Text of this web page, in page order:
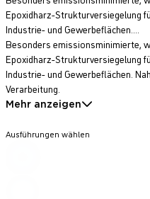
Epoxidharz-Strukturversiegelung
Industrie- und Gewerbeflächen....
Besonders emissionsminimierte,
Epoxidharz-Strukturversiegelung
Industrie- und Gewerbeflächen.
Verarbeitung.
Mehr anzeigen
Ausführungen wählen